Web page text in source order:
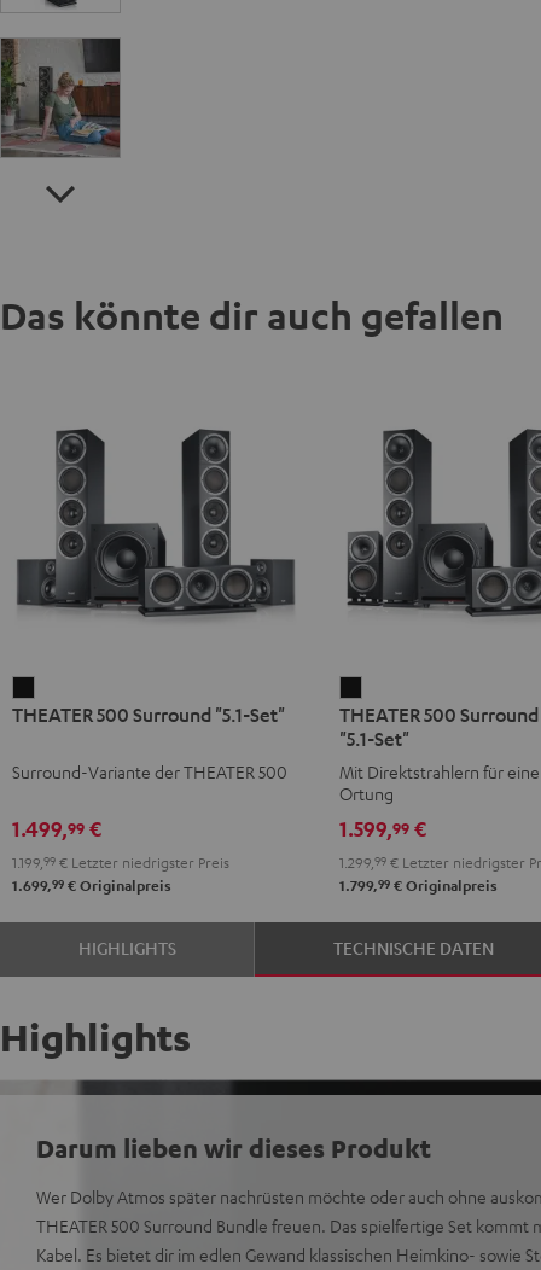
Das könnte dir auch gefallen
500
"5.1-
Schwarz
THEATER 500 Surround "5.1-Set"
Surround-Variante der THEATER 500
1.499,99 €
1.199, 99 € Letzter niedrigster Preis
1.699,99 € Originalpreis
500
Surround
Direkt
"5.1-
Set"
Schwarz
THEATER 500
"5.1-Set"
Mit Direktstrahlern für
Ortung
1.599,99€
1.299, 99€Letzter niedrigster
1.799,99€Originalpreis
HIGHLIGHTS TECHNISCHE DATEN
Highlights
Darum lieben wir dieses Produkt
Wer Dolby Atmos später nachrüsten möchte oder auch ohne
THEATER 500 Surround Bundle freuen. Das spielfertige Set kommt
Kabel. Es bietet dir im edlen Gewand klassischen Heimkino- sowie